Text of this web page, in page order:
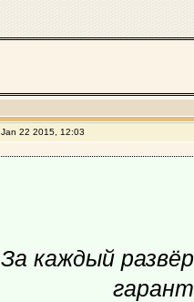
Jan 22 2015, 12:03
За каждый